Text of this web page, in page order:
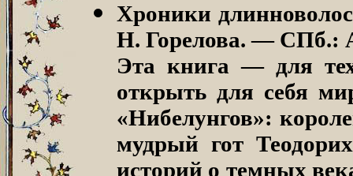
Хроники
Н. Горелова. — СПб.:
Эта книга — для
открыть для себя
«Нибелунгов»:
мудрый гот
историй о темных